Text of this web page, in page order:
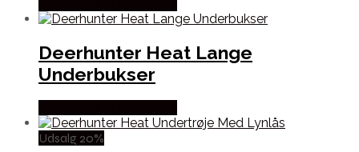
Deerhunter Heat Lange
Underbukser
Udsalg 20%